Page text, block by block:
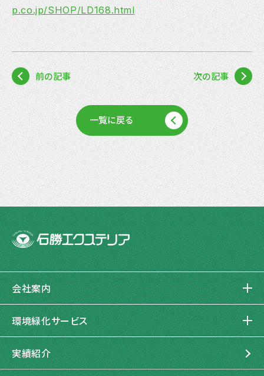
p.co.jp/SHOP/LD168.html
前の記事
一覧に戻る
次の記事
会社案内
企業理念
私たちの起源と進化
環境緑化サービス
実績紹介